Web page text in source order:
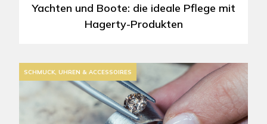
Yachten und Boote: die ideale Pflege mit
Hagerty-Produkten
SCHMUCK, UHREN & ACCESSOIRES